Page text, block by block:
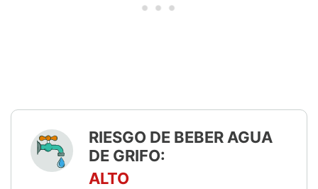
RIESGO DE BEBER AGUA
DE GRIFO:
ALTO